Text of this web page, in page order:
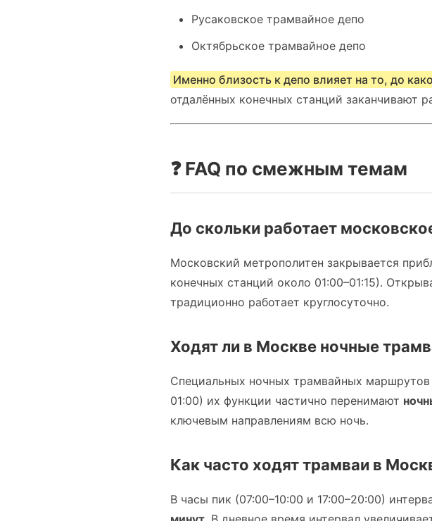
Русаковское трамвайное депо
Октябрьское трамвайное депо
Именно близость к депо влияет на то, до
отдалённых конечных станций заканчивают
❓ FAQ по смежным темам
До скольки работает
Московский метрополитен закрывается
конечных станций около 01:00–01:15).
традиционно работает круглосуточно.
Ходят ли в Москве ночные
Специальных ночных трамвайных
01:00) их функции частично перенимают
ключевым направлениям всю ночь.
Как часто ходят трамваи в
В часы пик (07:00–10:00 и 17:00–20:00)